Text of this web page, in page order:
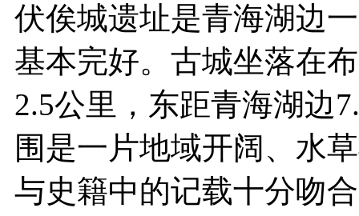
伏俟城遗址是青海湖边
基本完好。古城坐落在
2.5公里，东距青海湖边
围是一片地域开阔、水
与史籍中的记载十分吻